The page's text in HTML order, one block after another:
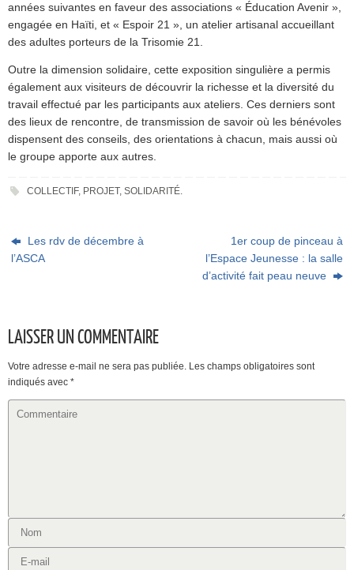
années suivantes en faveur des associations « Éducation Avenir »,
engagée en Haïti, et « Espoir 21 », un atelier artisanal accueillant
des adultes porteurs de la Trisomie 21.
Outre la dimension solidaire, cette exposition singulière a permis
également aux visiteurs de découvrir la richesse et la diversité du
travail effectué par les participants aux ateliers. Ces derniers sont
des lieux de rencontre, de transmission de savoir où les bénévoles
dispensent des conseils, des orientations à chacun, mais aussi où
le groupe apporte aux autres.
COLLECTIF, PROJET, SOLIDARITÉ.
Les rdv de décembre à
l’ASCA
1er coup de pinceau à
l’Espace Jeunesse : la salle
d’activité fait peau neuve
LAISSER UN COMMENTAIRE
Votre adresse e-mail ne sera pas publiée. Les champs obligatoires sont
indiqués avec *